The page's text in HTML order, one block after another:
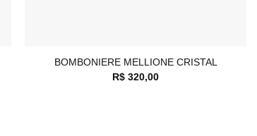
BOMBONIERE MELLIONE CRISTAL
R$ 320,00